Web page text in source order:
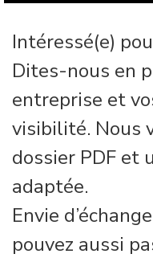
Intéressé(e)
Dites-nous en
entreprise et
visibilité. Nous
dossier PDF et
adaptée.
Envie
pouvez aussi